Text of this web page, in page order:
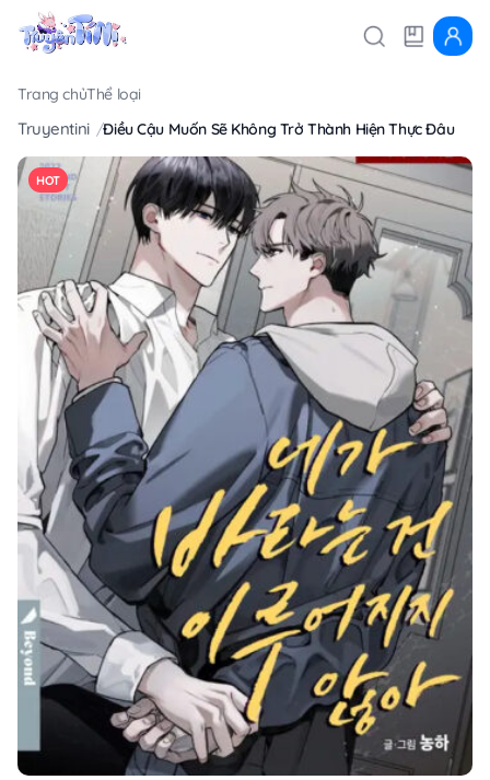
Trang chủThể loại
Truyentini Điều Cậu Muốn Sẽ Không Trở Thành Hiện Thực Đâu
HOT